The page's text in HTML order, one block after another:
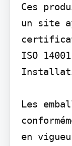
Ces
un site
ISO
Les
en